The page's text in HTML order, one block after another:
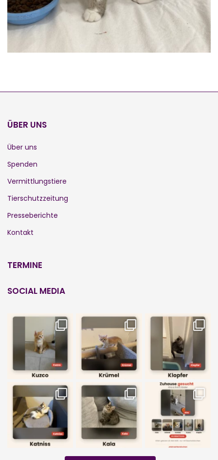
ÜBER UNS
Über uns
Spenden
Vermittlungstiere
Tierschutzzeitung
Presseberichte
Kontakt
TERMINE
SOCIAL MEDIA